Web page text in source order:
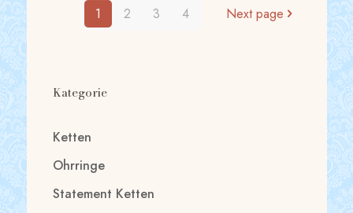
1 2 3 4 Next page
Kategorie
Ketten
Ohrringe
Statement Ketten